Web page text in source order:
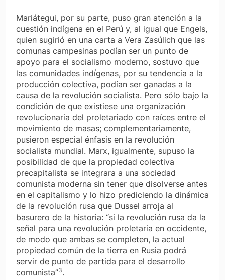
Mariátegui, por su parte, puso gran atención a la
cuestión indígena en el Perú y, al igual que Engels,
quien sugirió en una carta a Vera Zasúlich que las
comunas campesinas podían ser un punto de
apoyo para el socialismo moderno, sostuvo que
las comunidades indígenas, por su tendencia a la
producción colectiva, podían ser ganadas a la
causa de la revolución socialista. Pero sólo bajo la
condición de que existiese una organización
revolucionaria del proletariado con raíces entre el
movimiento de masas; complementariamente,
pusieron especial énfasis en la revolución
socialista mundial. Marx, igualmente, supuso la
posibilidad de que la propiedad colectiva
precapitalista se integrara a una sociedad
comunista moderna sin tener que disolverse antes
en el capitalismo y lo hizo prediciendo la dinámica
de la revolución rusa que Dussel arroja al
basurero de la historia: “si la revolución rusa da la
señal para una revolución proletaria en occidente,
de modo que ambas se completen, la actual
propiedad común de la tierra en Rusia podrá
servir de punto de partida para el desarrollo
comunista”3.